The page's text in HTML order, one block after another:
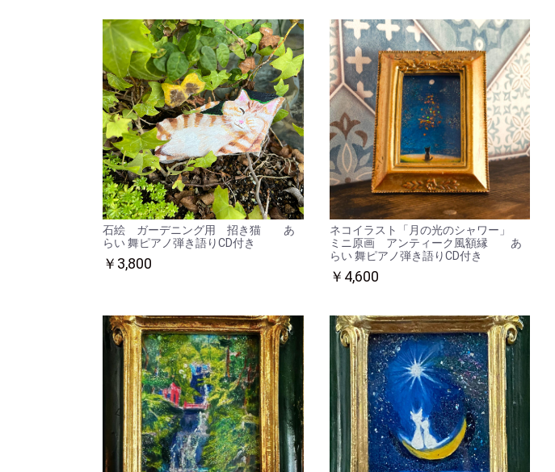
石絵 ガーデニング用 招き猫 あ
らい 舞ピアノ弾き語りCD付き
￥3,800
ネコイラスト「月の光のシャワー」
ミニ原画 アンティーク風額縁 あ
らい 舞ピアノ弾き語りCD付き
￥4,600